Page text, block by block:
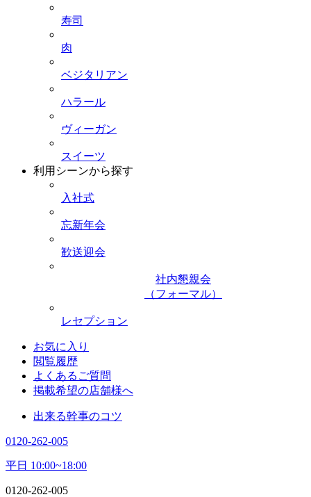
寿司
肉
ベジタリアン
ハラール
ヴィーガン
スイーツ
利用シーンから探す
入社式
忘新年会
歓送迎会
社内懇親会
（フォーマル）
レセプション
お気に入り
閲覧履歴
よくあるご質問
掲載希望の店舗様へ
出来る幹事のコツ
0120-262-005
平日 10:00~18:00
0120-262-005